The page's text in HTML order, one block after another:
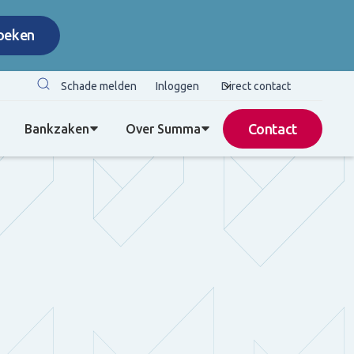
Schade melden Inloggen Direct contact
Bankzaken Over Summa Contact